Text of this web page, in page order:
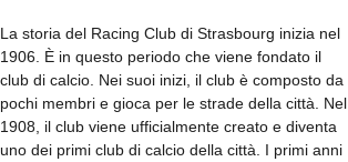
La storia del Racing Club di Strasbourg inizia nel
1906. È in questo periodo che viene fondato il
club di calcio. Nei suoi inizi, il club è composto da
pochi membri e gioca per le strade della città. Nel
1908, il club viene ufficialmente creato e diventa
uno dei primi club di calcio della città. I primi anni